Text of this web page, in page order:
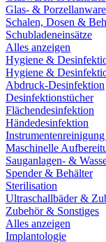
Glas- &
Schalen, Dosen &
Schubladeneinsätze
Alles anzeigen
Hygiene &
Hygiene &
Abdruck-Desinfektion
Desinfektionstücher
Flächendesinfektion
Händedesinfektion
Maschinelle
Sauganlagen- &
Spender & Behälter
Sterilisation
Ultraschallbäder &
Zubehör & Sonstiges
Alles anzeigen
Implantologie